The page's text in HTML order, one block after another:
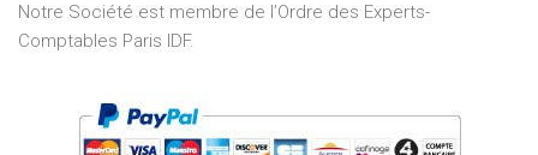
Notre Société est membre de l’Ordre des Experts-
Comptables Paris IDF.